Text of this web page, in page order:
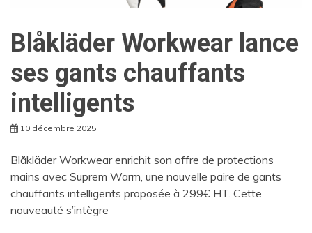
Blåkläder Workwear lance
ses gants chauffants
intelligents
10 décembre 2025
Blåkläder Workwear enrichit son offre de protections
mains avec Suprem Warm, une nouvelle paire de gants
chauffants intelligents proposée à 299€ HT. Cette
nouveauté s’intègre